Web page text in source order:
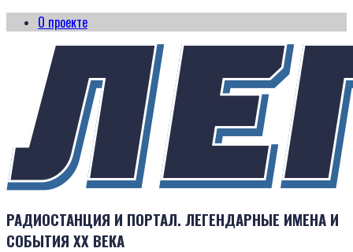
О проекте
РАДИОСТАНЦИЯ И ПОРТАЛ. ЛЕГЕНДАРНЫЕ ИМЕНА И
СОБЫТИЯ XX ВЕКА